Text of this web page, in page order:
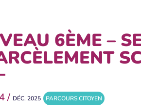
6ÈME –
/ DÉC. 2025 PARCOURS CITOYEN